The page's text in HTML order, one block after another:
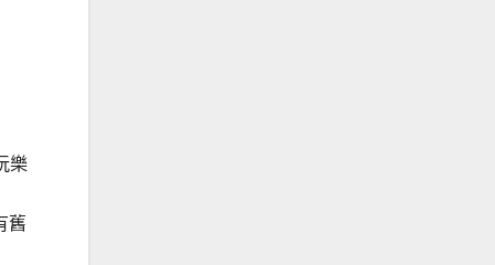
樂
舊